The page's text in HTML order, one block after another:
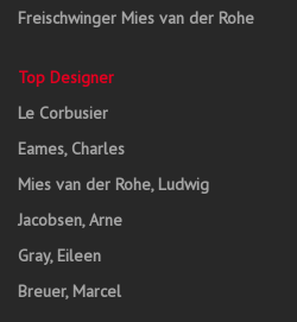
Freischwinger Mies van der Rohe
Top Designer
Le Corbusier
Eames, Charles
Mies van der Rohe, Ludwig
Jacobsen, Arne
Gray, Eileen
Breuer, Marcel